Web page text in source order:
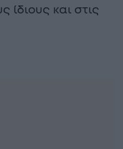
ίδιους και στις